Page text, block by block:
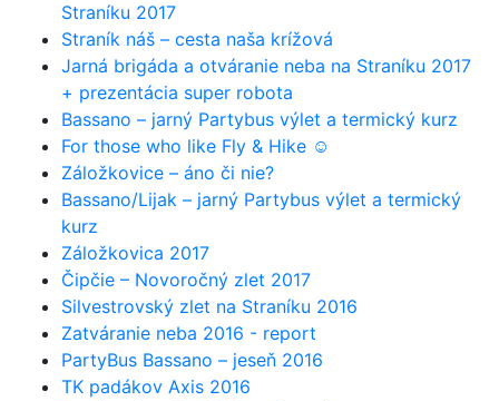
Straníku 2017
Straník náš – cesta naša krížová
Jarná brigáda a otváranie neba na Straníku 2017
+ prezentácia super robota
Bassano – jarný Partybus výlet a termický kurz
For those who like Fly & Hike ☺
Záložkovice – áno či nie?
Bassano/Lijak – jarný Partybus výlet a termický
kurz
Záložkovica 2017
Čipčie – Novoročný zlet 2017
Silvestrovský zlet na Straníku 2016
Zatváranie neba 2016 - report
PartyBus Bassano – jeseň 2016
TK padákov Axis 2016